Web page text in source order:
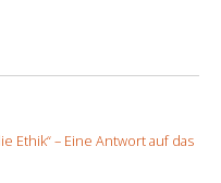
Ethik“ – Eine Antwort auf das